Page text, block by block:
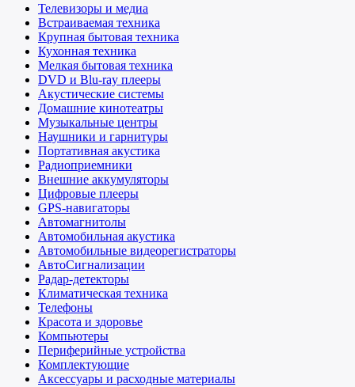
Телевизоры и медиа
Встраиваемая техника
Крупная бытовая техника
Кухонная техника
Мелкая бытовая техника
DVD и Blu-ray плееры
Акустические системы
Домашние кинотеатры
Музыкальные центры
Наушники и гарнитуры
Портативная акустика
Радиоприемники
Внешние аккумуляторы
Цифровые плееры
GPS-навигаторы
Автомагнитолы
Автомобильная акустика
Автомобильные видеорегистраторы
АвтоСигнализации
Радар-детекторы
Климатическая техника
Телефоны
Красота и здоровье
Компьютеры
Периферийные устройства
Комплектующие
Аксессуары и расходные материалы